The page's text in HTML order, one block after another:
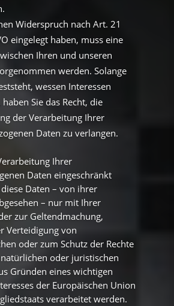
Widerspruch nach Art. 21
eingelegt haben, muss eine
Ihren und unseren
werden. Solange
wessen Interessen
Sie das Recht, die
der Verarbeitung Ihrer
Daten zu verlangen.
Ihrer
Daten eingeschränkt
Daten – von ihrer
– nur mit Ihrer
zur Geltendmachung,
Verteidigung von
oder zum Schutz der Rechte
oder juristischen
Gründen eines wichtigen
der Europäischen Union
verarbeitet werden.